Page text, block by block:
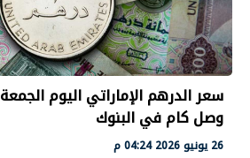
وصل كام في البنوك
26 يونيو 2026 04:24 م